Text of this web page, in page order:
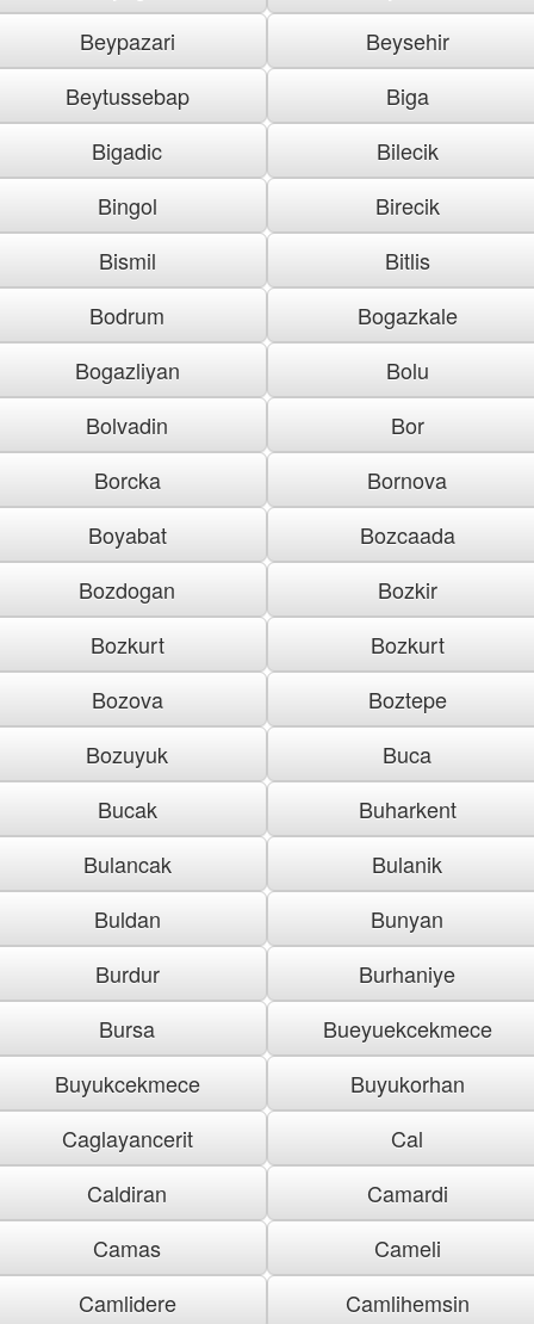
Beypazari
Beysehir
Beytussebap
Biga
Bigadic
Bilecik
Bingol
Birecik
Bismil
Bitlis
Bodrum
Bogazkale
Bogazliyan
Bolu
Bolvadin
Bor
Borcka
Bornova
Boyabat
Bozcaada
Bozdogan
Bozkir
Bozkurt
Bozkurt
Bozova
Boztepe
Bozuyuk
Buca
Bucak
Buharkent
Bulancak
Bulanik
Buldan
Bunyan
Burdur
Burhaniye
Bursa
Bueyuekcekmece
Buyukcekmece
Buyukorhan
Caglayancerit
Cal
Caldiran
Camardi
Camas
Cameli
Camlidere
Camlihemsin